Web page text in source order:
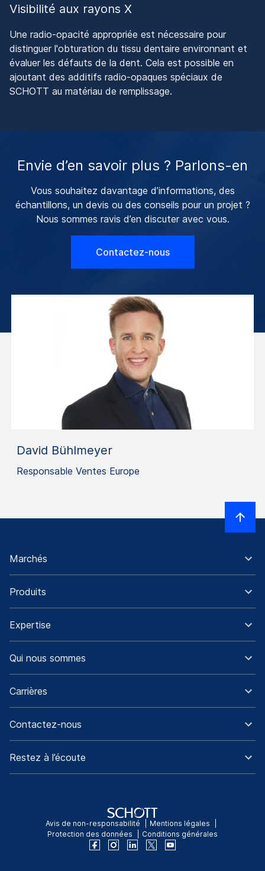
Visibilité aux rayons X
Une radio-opacité appropriée est nécessaire pour
distinguer l'obturation du tissu dentaire environnant et
évaluer les défauts de la dent. Cela est possible en
ajoutant des additifs radio-opaques spéciaux de
SCHOTT au matériau de remplissage.
Envie d’en savoir plus ? Parlons-en
Vous souhaitez davantage d’informations, des
échantillons, un devis ou des conseils pour un projet ?
Nous sommes ravis d’en discuter avec vous.
Contactez-nous
David Bühlmeyer
Responsable Ventes Europe
Marchés
Produits
Expertise
Qui nous sommes
Carrières
Contactez-nous
Restez à l’écoute
Avis de non-responsabilité
Mentions légales
Protection des données
Conditions générales